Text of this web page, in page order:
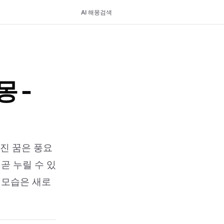
AI 해몽검색
-
꿈은 풍요
누릴 수 있
습은 새로